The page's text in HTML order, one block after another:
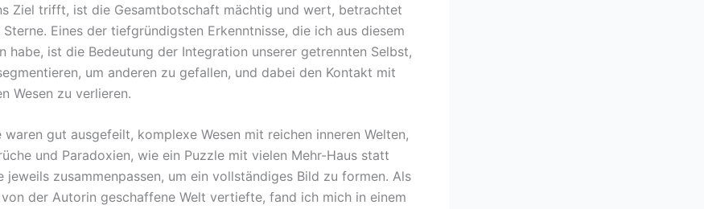
Ziel trifft, ist die Gesamtbotschaft mächtig und wert, betrachtet
Eines der tiefgründigsten Erkenntnisse, die ich aus diesem
habe, ist die Bedeutung der Integration unserer getrennten Selbst,
um anderen zu gefallen, und dabei den Kontakt mit
Wesen zu verlieren.
waren gut ausgefeilt, komplexe Wesen mit reichen inneren Welten,
und Paradoxien, wie ein Puzzle mit vielen Mehr-Haus statt
jeweils zusammenpassen, um ein vollständiges Bild zu formen. Als
der Autorin geschaffene Welt vertiefte, fand ich mich in einem